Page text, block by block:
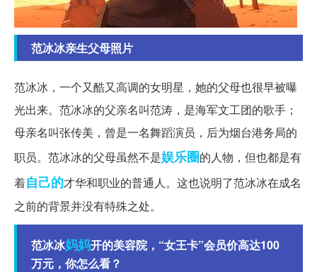
范冰冰亲生父母照片
范冰冰，一个又酷又高调的女明星，她的父母也很早被曝
光出来。范冰冰的父亲名叫范涛，是海军文工团的歌手；
母亲名叫张传美，曾是一名舞蹈演员，后为烟台港务局的
职员。范冰冰的父母虽然不是娱乐圈的人物，但也都是有
着自己的才华和职业的普通人。这也说明了范冰冰在成名
之前的背景并没有特殊之处。
范冰冰妈妈开的美容院，“女王卡”会员价高达100
万元，你怎么看？